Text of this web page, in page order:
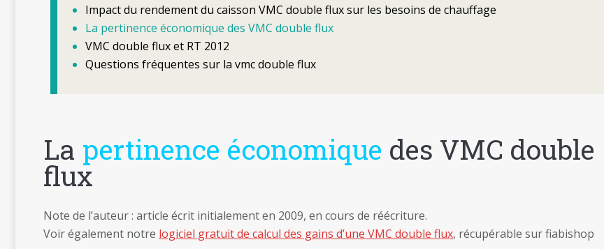
Impact du rendement du caisson VMC double flux sur les besoins de chauffage
La pertinence économique des VMC double flux
VMC double flux et RT 2012
Questions fréquentes sur la vmc double flux
La pertinence économique des VMC double
flux
Note de l’auteur : article écrit initialement en 2009, en cours de réécriture.
Voir également notre logiciel gratuit de calcul des gains d’une VMC double flux, récupérable sur fiabishop